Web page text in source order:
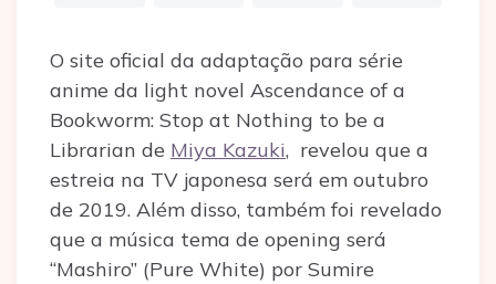
O site oficial da adaptação para série
anime da light novel Ascendance of a
Bookworm: Stop at Nothing to be a
Librarian de Miya Kazuki, revelou que a
estreia na TV japonesa será em outubro
de 2019. Além disso, também foi revelado
que a música tema de opening será
“Mashiro” (Pure White) por Sumire